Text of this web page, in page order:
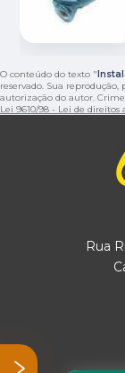
O conteúdo do texto "
reservado. Sua
autorização do autor.
Lei 9610/98 - Lei de direitos
Rua